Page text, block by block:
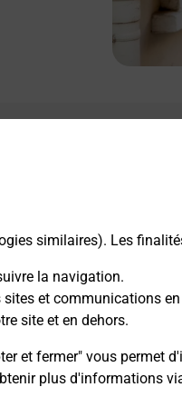
similaires). Les
la navigation.
et communications
site et en dehors.
et fermer" vous permet
plus d'informations